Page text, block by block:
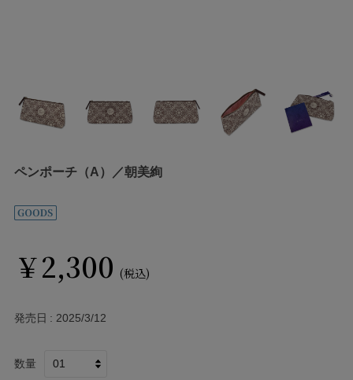
ペンポーチ（A）／朝美絢
￥2,300 (税込)
発売日 2025/3/12
数量